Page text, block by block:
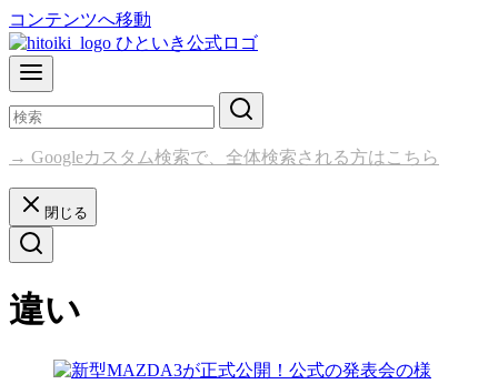
コンテンツへ移動
→ Googleカスタム検索で、全体検索される方はこちら
閉じる
違い